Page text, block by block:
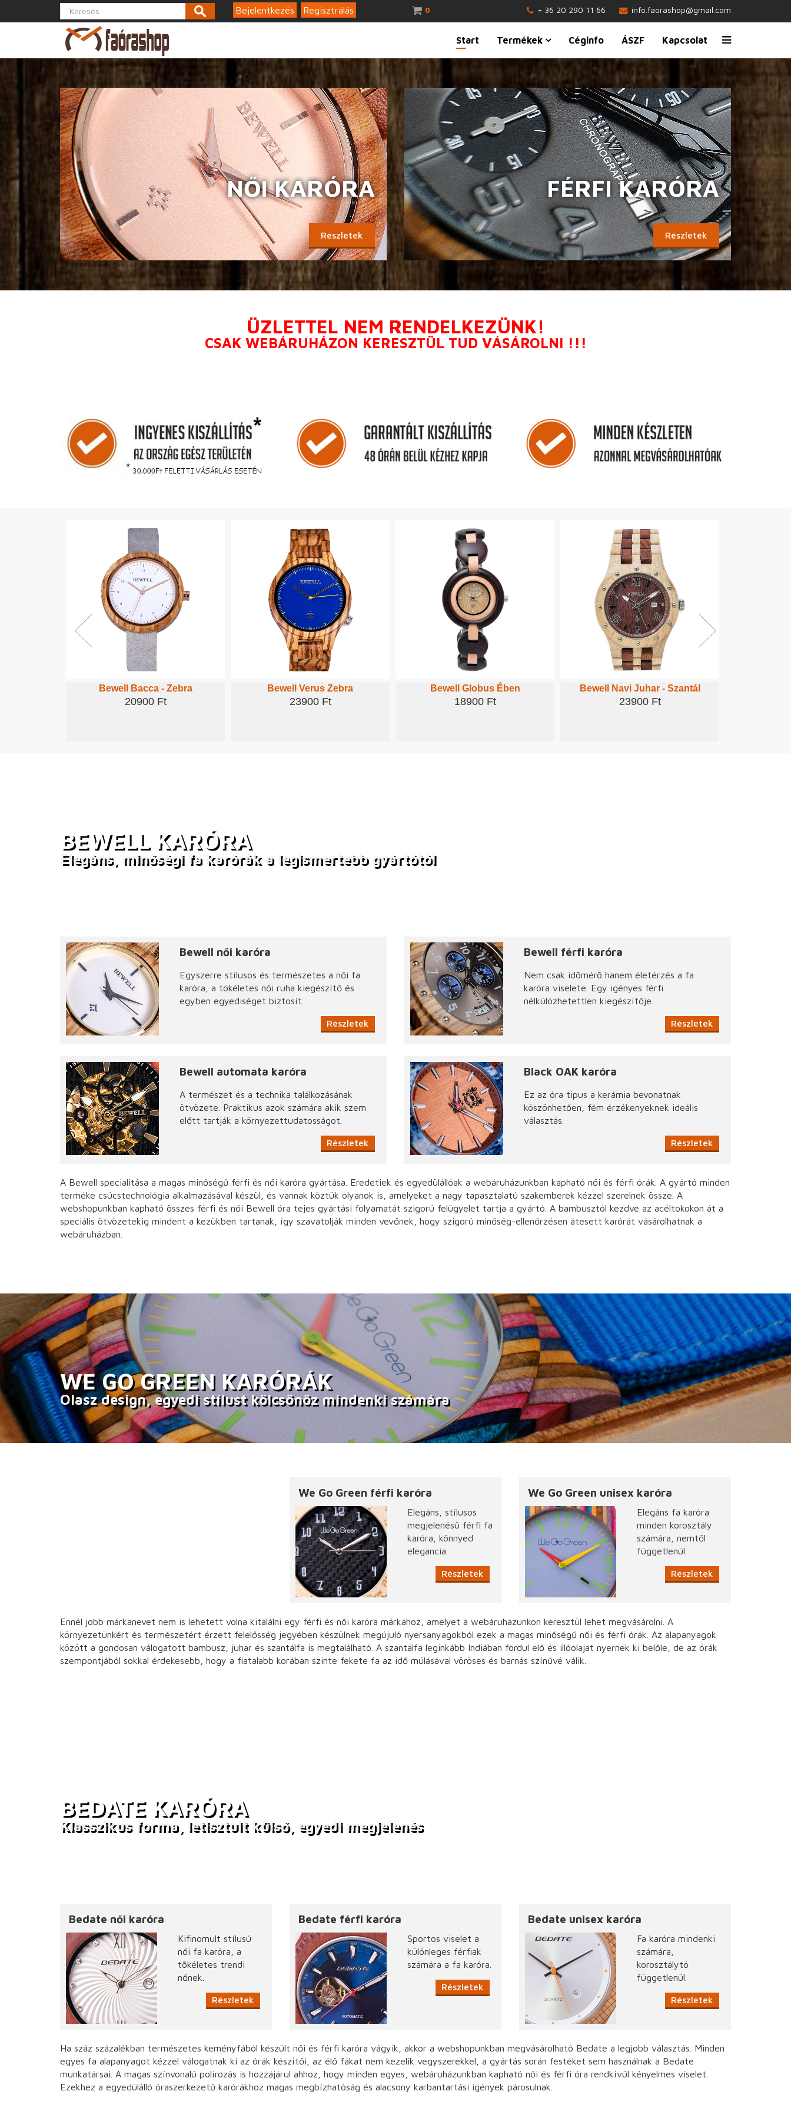
Bejelentkezés Regisztrálás 0 + 36 20 290 11 66 info.faorashop@gmail.com
Start Termékek Céginfo ÁSZF Kapcsolat
NŐI KARÓRA
Részletek
FÉRFI KARÓRA
Részletek
ÜZLETTEL NEM RENDELKEZÜNK!
CSAK WEBÁRUHÁZON KERESZTÜL TUD VÁSÁROLNI !!!
Bewell Bacca - Zebra
20900 Ft
Bewell Verus Zebra
23900 Ft
Bewell Globus Ében
18900 Ft
Bewell Navi Juhar - Szantál
23900 Ft
BEWELL KARÓRA
Elegáns, minőségi fa karórák a legismertebb gyártótól
Bewell női karóra
Egyszerre stílusos és természetes a női fa
karóra, a tökéletes női ruha kiegészítő és
egyben egyediséget biztosít.
Részletek
Bewell automata karóra
A természet és a technika találkozásának
ötvözete. Praktikus azok számára akik szem
előtt tartják a környezettudatosságot.
Részletek
Bewell férfi karóra
Nem csak idõmérõ hanem életérzés a fa
karóra viselete. Egy igényes férfi
nélkülözhetettlen kiegészítője.
Részletek
Black OAK karóra
Ez az óra tipus a kerámia bevonatnak
köszönhetően, fém érzékenyeknek ideális
választás.
Részletek
A Bewell specialitása a magas minőségű férfi és női karóra gyártása. Eredetiek és egyedülállóak a webáruházunkban kapható női és férfi órák. A gyártó minden
terméke csúcstechnológia alkalmazásával készül, és vannak köztük olyanok is, amelyeket a nagy tapasztalatú szakemberek kézzel szerelnek össze. A
webshopunkban kapható összes férfi és női Bewell óra tejes gyártási folyamatát szigorú felügyelet tartja a gyártó. A bambusztól kezdve az acéltokokon át a
speciális ötvözetekig mindent a kezükben tartanak, így szavatolják minden vevőnek, hogy szigorú minőség-ellenőrzésen átesett karórát vásárolhatnak a
webáruházban.
WE GO GREEN KARÓRÁK
Olasz design, egyedi stílust kölcsönöz mindenki számára
We Go Green férfi karóra
Elegáns, stílusos
megjelenésû férfi fa
karóra, könnyed
elegancia.
Részletek
We Go Green unisex karóra
Elegáns fa karóra
minden korosztály
számára, nemtől
függetlenül.
Részletek
Ennél jobb márkanevet nem is lehetett volna kitalálni egy férfi és női karóra márkához, amelyet a webáruházunkon keresztül lehet megvásárolni. A
környezetünkért és természetért érzett felelősség jegyében készülnek megújuló nyersanyagokból ezek a magas minőségű női és férfi órák. Az alapanyagok
között a gondosan válogatott bambusz, juhar és szantálfa is megtalálható. A szantálfa leginkább Indiában fordul elő és illóolajat nyernek ki belőle, de az órák
szempontjából sokkal érdekesebb, hogy a fiatalabb korában szinte fekete fa az idő múlásával vöröses és barnás színűvé válik.
BEDATE KARÓRA
Klasszikus forma, letisztult külső, egyedi megjelenés
Bedate női karóra
Kifinomult stílusú
női fa karóra, a
tõkéletes trendi
nőnek.
Részletek
Bedate férfi karóra
Sportos viselet a
különleges férfiak
számára a fa karóra.
Részletek
Bedate unisex karóra
Fa karóra mindenki
számára,
korosztálytó
függetlenül.
Részletek
Ha száz százalékban természetes keményfából készült női és férfi karóra vágyik, akkor a webshopunkban megvásárolható Bedate a legjobb választás. Minden
egyes fa alapanyagot kézzel válogatnak ki az órák készítői, az élő fákat nem kezelik vegyszerekkel, a gyártás során festéket sem használnak a Bedate
munkatársai. A magas színvonalú polírozás is hozzájárul ahhoz, hogy minden egyes, webáruházunkban kapható női és férfi óra rendkívül kényelmes viselet.
Ezekhez a egyedülálló óraszerkezetű karórákhoz magas megbízhatóság és alacsony karbantartási igények párosulnak.